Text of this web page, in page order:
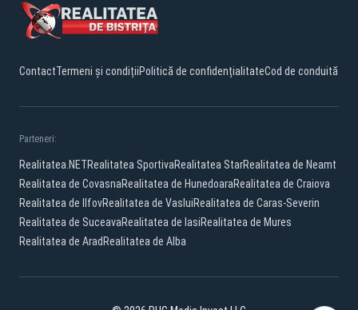
ContactTermeni și condițiiPolitică de confidențialitateCod de conduită
Parteneri:
Realitatea.NETRealitatea SportivaRealitatea StarRealitatea de Neamt
Realitatea de CovasnaRealitatea de HunedoaraRealitatea de Craiova
Realitatea de IlfovRealitatea de VasluiRealitatea de Caras-Severin
Realitatea de SuceavaRealitatea de IasiRealitatea de Mures
Realitatea de Arad Realitatea de Alba